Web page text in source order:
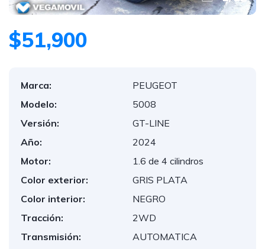
$51,900
Marca:
PEUGEOT
Modelo:
5008
Versión:
GT-LINE
Año:
2024
Motor:
1.6 de 4 cilindros
Color exterior:
GRIS PLATA
Color interior:
NEGRO
Tracción:
2WD
Transmisión:
AUTOMATICA